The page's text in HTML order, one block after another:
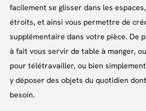
facilement se glisser dans les
étroits, et ainsi vous permettre de
supplémentaire dans votre pièce. De
à fait vous servir de table à manger,
pour télétravailler, ou bien
y déposer des objets du quotidien
besoin.